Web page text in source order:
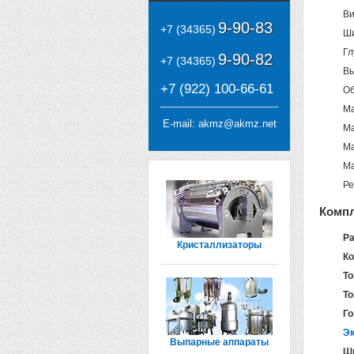
+7 (34365) 9-90-83
+7 (34365) 9-90-82
+7 (922) 100-66-61
E-mail: akmz@akmz.net
Кристаллизаторы
Выпарные аппараты